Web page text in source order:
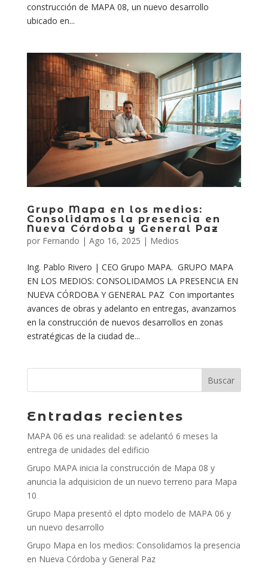
construcción de MAPA 08, un nuevo desarrollo
ubicado en...
Grupo Mapa en los medios:
Consolidamos la presencia en
Nueva Córdoba y General Paz
por Fernando | Ago 16, 2025 | Medios
Ing. Pablo Rivero | CEO Grupo MAPA. GRUPO MAPA
EN LOS MEDIOS: CONSOLIDAMOS LA PRESENCIA EN
NUEVA CÓRDOBA Y GENERAL PAZ Con importantes
avances de obras y adelanto en entregas, avanzamos
en la construcción de nuevos desarrollos en zonas
estratégicas de la ciudad de...
Entradas recientes
MAPA 06 es una realidad: se adelantó 6 meses la
entrega de unidades del edificio
Grupo MAPA inicia la construcción de Mapa 08 y
anuncia la adquisicion de un nuevo terreno para Mapa
10
Grupo Mapa presentó el dpto modelo de MAPA 06 y
un nuevo desarrollo
Grupo Mapa en los medios: Consolidamos la presencia
en Nueva Córdoba y General Paz